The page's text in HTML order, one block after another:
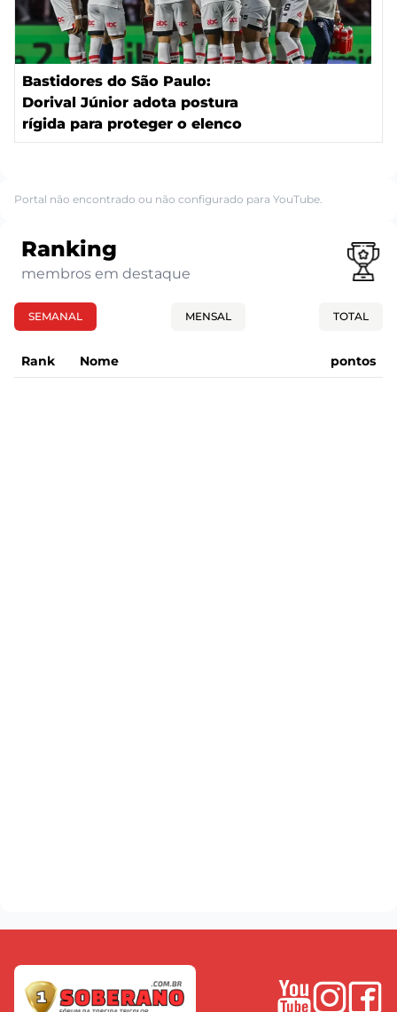
Bastidores do São Paulo:
Dorival Júnior adota postura
rígida para proteger o elenco
Portal não encontrado ou não configurado para YouTube.
Ranking
membros em destaque
SEMANAL MENSAL TOTAL
Rank Nome pontos